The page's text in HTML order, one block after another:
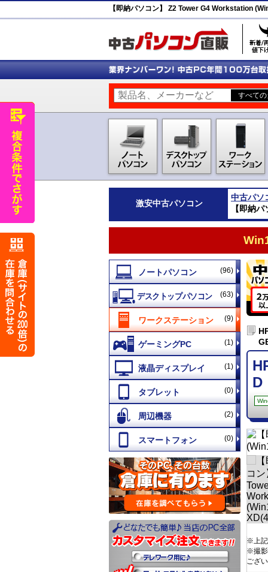
【即納パソコン】 Z2 Tower G4 Workstation
激安中古パソコン
中古パソ
【即納
(96)
(63)
(9)
(1)
(1)
(0)
(2)
(0)
D
※上記
※撮影
ござ